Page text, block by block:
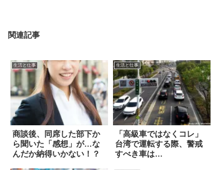
関連記事
生活と仕事
商談後、同席した部下か
ら聞いた「感想」が…な
んだか納得いかない！？
生活と仕事
「高級車ではなくコレ」
台湾で運転する際、警戒
すべき車は…